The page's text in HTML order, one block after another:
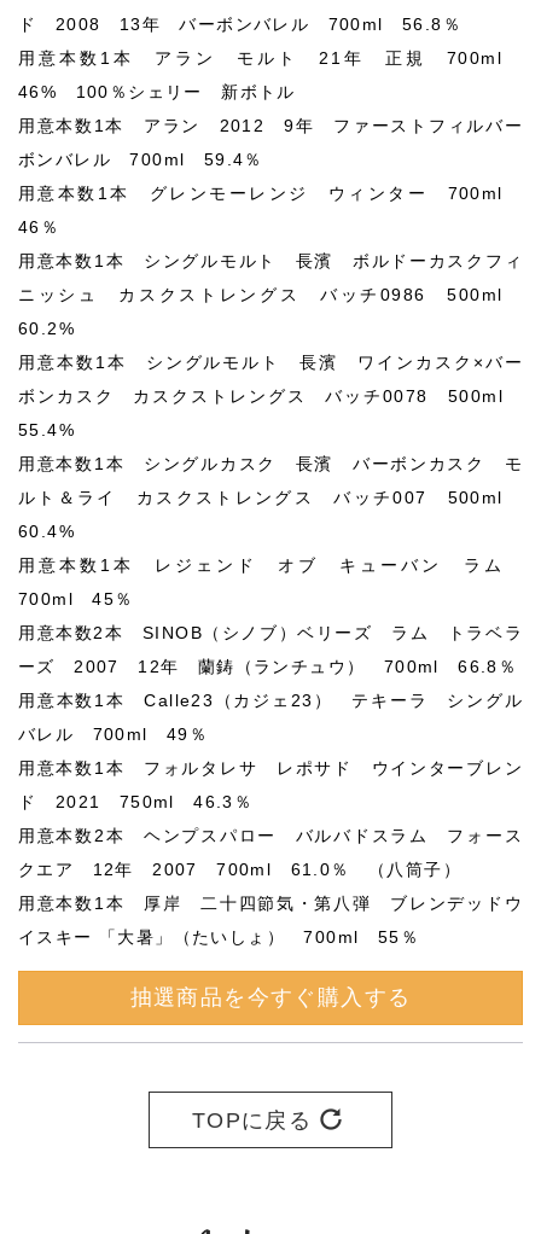
ド 2008 13年 バーボンバレル 700ml 56.8％
用意本数1本 アラン モルト 21年 正規 700ml
46% 100％シェリー 新ボトル
用意本数1本 アラン 2012 9年 ファーストフィルバー
ボンバレル 700ml 59.4％
用意本数1本 グレンモーレンジ ウィンター 700ml
46％
用意本数1本 シングルモルト 長濱 ボルドーカスクフィ
ニッシュ カスクストレングス バッチ0986 500ml
60.2%
用意本数1本 シングルモルト 長濱 ワインカスク×バー
ボンカスク カスクストレングス バッチ0078 500ml
55.4%
用意本数1本 シングルカスク 長濱 バーボンカスク モ
ルト＆ライ カスクストレングス バッチ007 500ml
60.4%
用意本数1本 レジェンド オブ キューバン ラム
700ml 45％
用意本数2本 SINOB（シノブ）ベリーズ ラム トラベラ
ーズ 2007 12年 蘭鋳（ランチュウ） 700ml 66.8％
用意本数1本 Calle23（カジェ23） テキーラ シングル
バレル 700ml 49％
用意本数1本 フォルタレサ レポサド ウインターブレン
ド 2021 750ml 46.3％
用意本数2本 ヘンプスパロー バルバドスラム フォース
クエア 12年 2007 700ml 61.0％ （八筒子）
用意本数1本 厚岸 二十四節気・第八弾 ブレンデッドウ
イスキー 「大暑」（たいしょ） 700ml 55％
抽選商品を今すぐ購入する
TOPに戻る